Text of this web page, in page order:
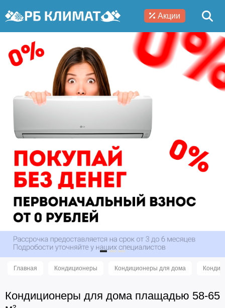
Акции
Главная Кондиционеры Кондиционеры для дома
Кондиционеры для дома плащадью 58-65